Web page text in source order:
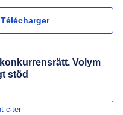
Télécharger
Volym
stöd
citer